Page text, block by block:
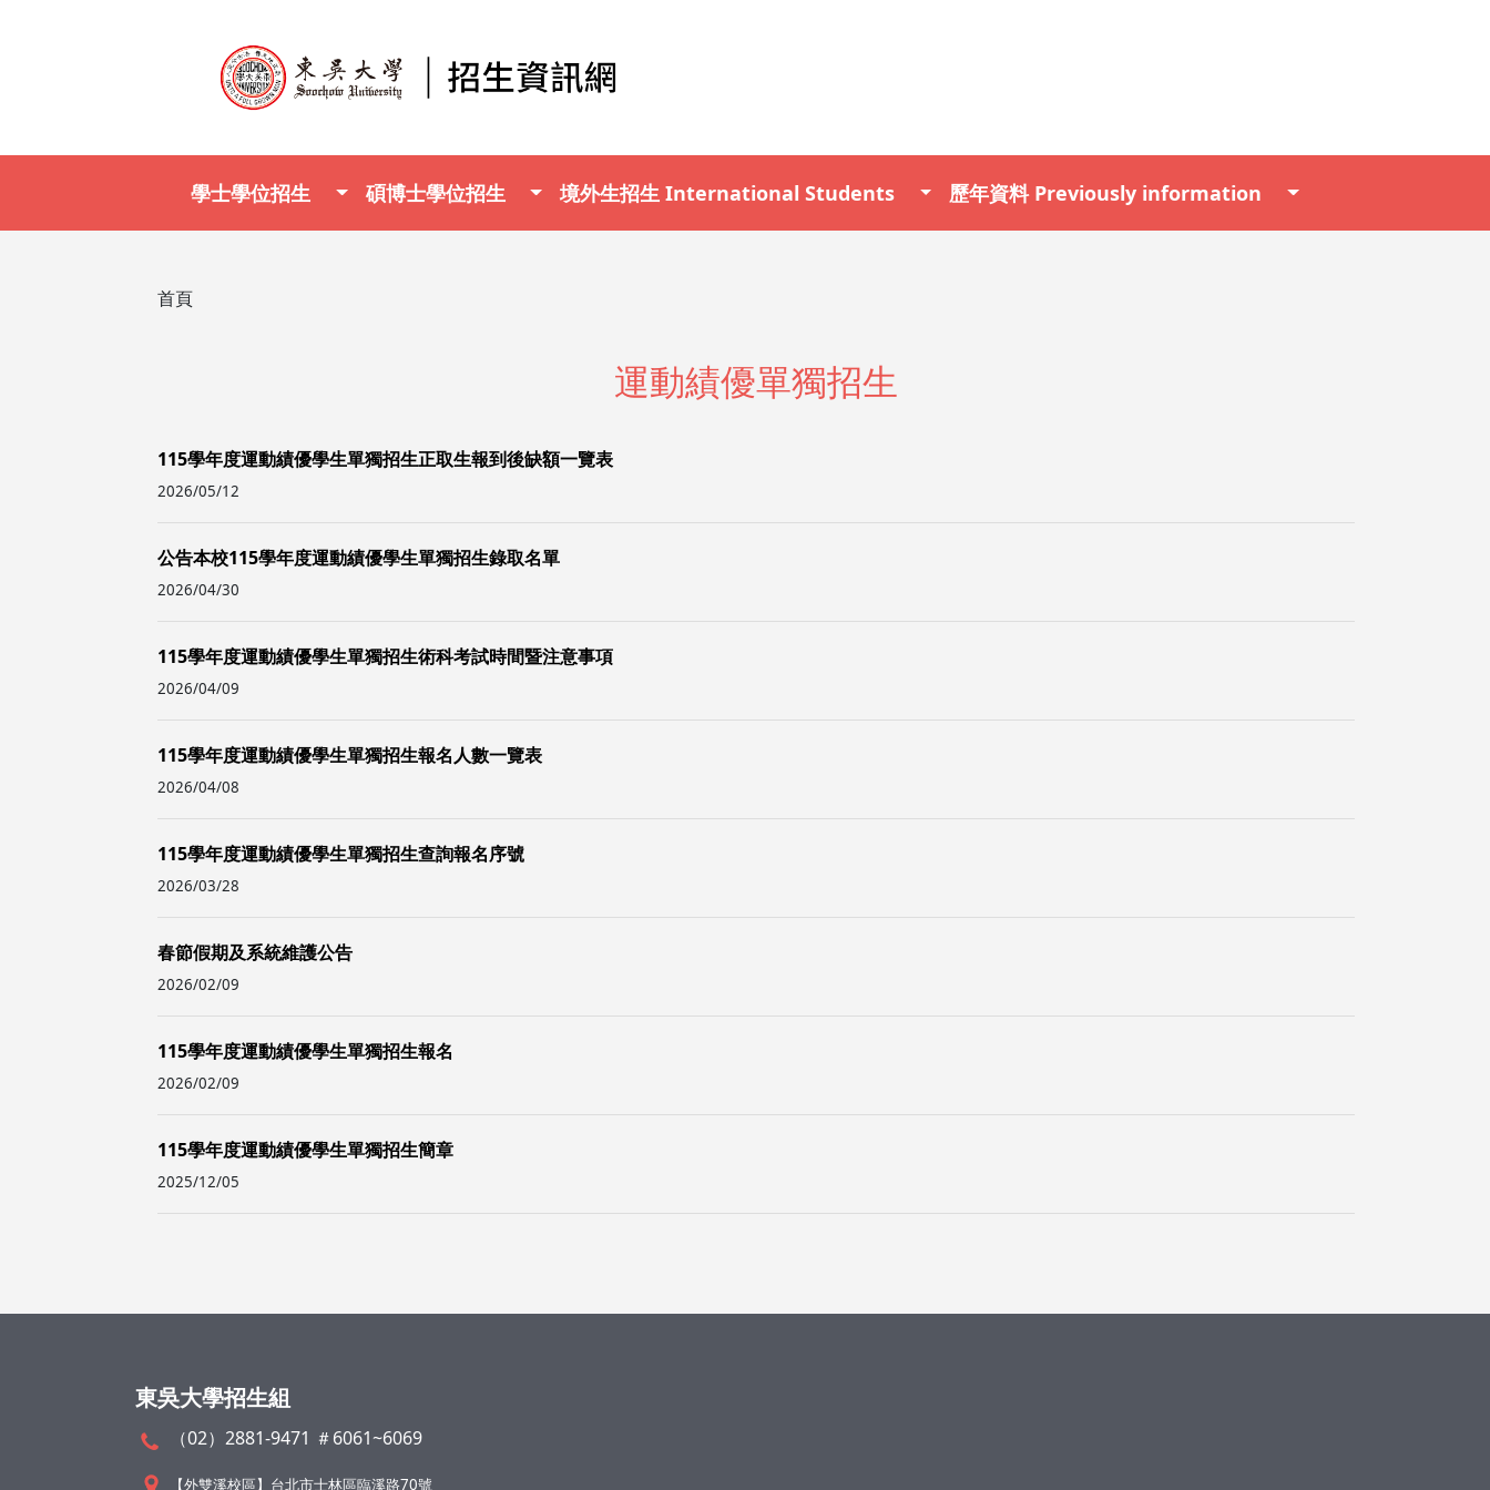
Main navigation
學士學位招生 碩博士學位招生 境外生招生 International Students 歷年資料 Previously information
導航連結
首頁
運動績優單獨招生
115學年度運動績優學生單獨招生正取生報到後缺額一覽表
2026/05/12
公告本校115學年度運動績優學生單獨招生錄取名單
2026/04/30
115學年度運動績優學生單獨招生術科考試時間暨注意事項
2026/04/09
115學年度運動績優學生單獨招生報名人數一覽表
2026/04/08
115學年度運動績優學生單獨招生查詢報名序號
2026/03/28
春節假期及系統維護公告
2026/02/09
115學年度運動績優學生單獨招生報名
2026/02/09
115學年度運動績優學生單獨招生簡章
2025/12/05
東吳大學招生組
（02）2881-9471 ＃6061~6069
【外雙溪校區】台北市士林區臨溪路70號